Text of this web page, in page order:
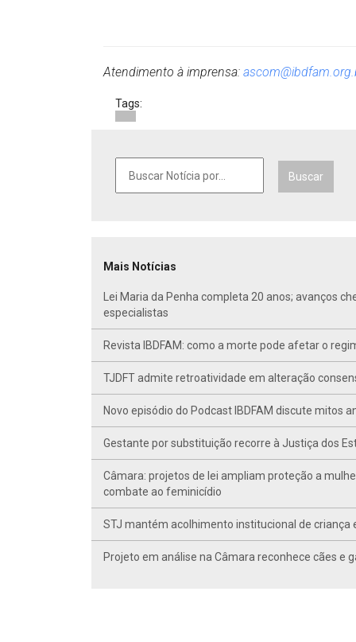
Atendimento à imprensa:
Tags:
Buscar
Mais Notícias
Lei Maria da Penha completa 20 anos; avanços
especialistas
Revista IBDFAM: como a morte pode afetar o
TJDFT admite retroatividade em alteração
Novo episódio do Podcast IBDFAM discute mitos
Gestante por substituição recorre à Justiça dos
Câmara: projetos de lei ampliam proteção a
combate ao feminicídio
STJ mantém acolhimento institucional de criança
Projeto em análise na Câmara reconhece cães e